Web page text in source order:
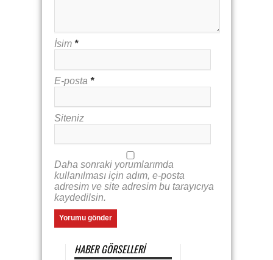
İsim *
E-posta *
Siteniz
Daha sonraki yorumlarımda
kullanılması için adım, e-posta
adresim ve site adresim bu tarayıcıya
kaydedilsin.
HABER GÖRSELLERI